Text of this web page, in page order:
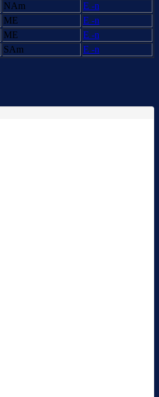
NAm
E -n
ME
E -n
ME
E -n
SAm E -n